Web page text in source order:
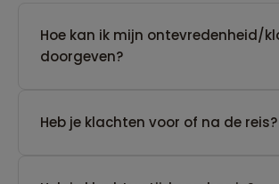
Hoe kan ik mijn ontevredenheid/
doorgeven?
Heb je klachten voor of na de reis?